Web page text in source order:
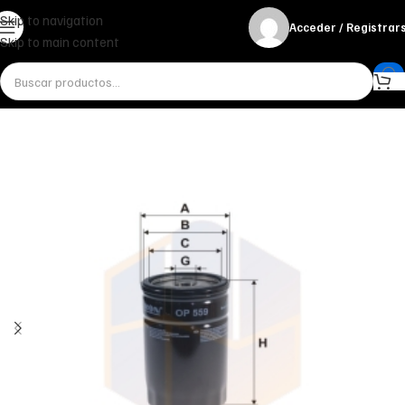
Skip to navigation
Skip to main content
Acceder /
InicioMiscelánea - otrosOtrosFILTRO DE ACEITE OP 559 FILTRON